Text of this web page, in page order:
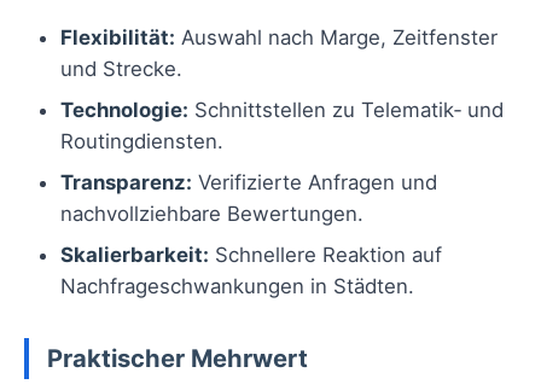
Flexibilität: Auswahl nach Marge, Zeitfenster
und Strecke.
Technologie: Schnittstellen zu Telematik‑ und
Routingdiensten.
Transparenz: Verifizierte Anfragen und
nachvollziehbare Bewertungen.
Skalierbarkeit: Schnellere Reaktion auf
Nachfrageschwankungen in Städten.
Praktischer Mehrwert